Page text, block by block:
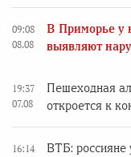
09:08
08.08
В Приморье у
выявляют
19:37
07.08
Пешеходная
откроется к
16:14
ВТБ: россияне